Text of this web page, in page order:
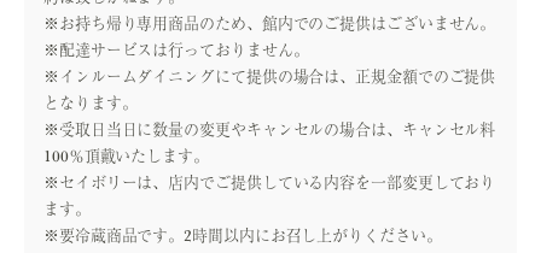
※お持ち帰り専用商品のため、館内でのご提供はございません。
※配達サービスは行っておりません。
※インルームダイニングにて提供の場合は、正規金額でのご提供
となります。
※受取日当日に数量の変更やキャンセルの場合は、キャンセル料
100％頂戴いたします。
※セイボリーは、店内でご提供している内容を一部変更しており
ます。
※要冷蔵商品です。2時間以内にお召し上がりください。